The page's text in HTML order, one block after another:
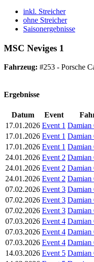
inkl. Streicher
ohne Streicher
Saisonergebnisse
MSC Neviges 1
Fahrzeug: #253 - Porsche
Ergebnisse
Datum Event
17.01.2026 Event 1 Damian
17.01.2026 Event 1 Damian
17.01.2026 Event 1 Damian
24.01.2026 Event 2 Damian
24.01.2026 Event 2 Damian
24.01.2026 Event 2 Damian
07.02.2026 Event 3 Damian
07.02.2026 Event 3 Damian
07.02.2026 Event 3 Damian
07.03.2026 Event 4 Damian
07.03.2026 Event 4 Damian
07.03.2026 Event 4 Damian
14.03.2026 Event 5 Damian